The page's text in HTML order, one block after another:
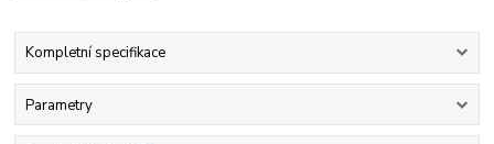
Kompletní specifikace
Parametry